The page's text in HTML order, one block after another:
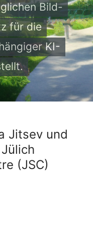
Bild-
für die
KI-
Jitsev und
(JSC)